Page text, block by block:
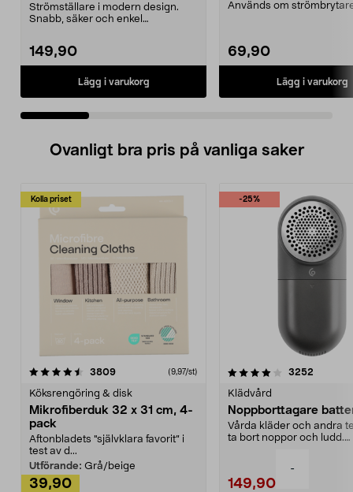
-
Strömställare i modern design.
Snabb, säker och enkel
149,90
Lägg i varukorg
Används om
69,90
Lägg i varukorg
Ovanligt bra pris på vanliga saker
Kolla priset
3809recensioner (9,97/st)
Köksrengöring & disk
Mikrofiberduk 32 x 31 cm, 4-
pack
Aftonbladets "självklara favorit” i
test av d...
Utförande: Grå/beige
39,90
-25%
4.0av 5 stjärnor 3252
Klädvård
Noppborttagare
Vårda kläder och andra
ta bort noppor och ludd.
149,90
4.5av 5 stjärnor